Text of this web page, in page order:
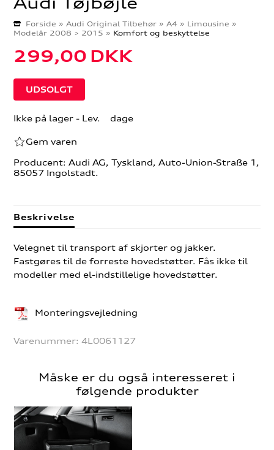
Forside »Audi Original Tilbehør »A4 » Limousine »
Modelår 2008 > 2015 » Komfort og beskyttelse
299,00 DKK
Ikke på lager- Lev. dage
Gem varen
Producent: Audi AG, Tyskland, Auto-Union-Straße 1,
85057 Ingolstadt.
Beskrivelse
Velegnet til transport af skjorter og jakker.
Fastgøres til de forreste hovedstøtter. Fås ikke til
modeller med el-indstillelige hovedstøtter.
Monteringsvejledning
Varenummer:4L0061127
Måske er du også interesseret i
følgende produkter